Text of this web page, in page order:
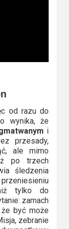
od razu do
wynika, że
i
przesady,
ale mimo
po trzech
śledzenia
tylko do
zamach
być może
zebranie